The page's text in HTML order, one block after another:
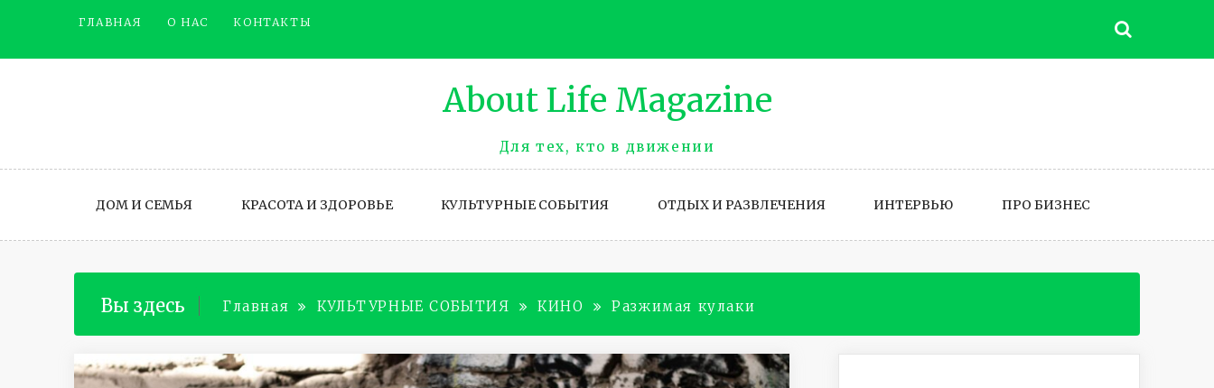
ГЛАВНАЯ О НАС КОНТАКТЫ
About Life Magazinе
Для тех, кто в движении
ДОМ И СЕМЬЯ КРАСОТА И ЗДОРОВЬЕ КУЛЬТУРНЫЕ СОБЫТИЯ ОТДЫХ И РАЗВЛЕЧЕНИЯ ИНТЕРВЬЮ ПРО БИЗНЕС
Вы здесь Главная КУЛЬТУРНЫЕ СОБЫТИЯ КИНО Разжимая кулаки